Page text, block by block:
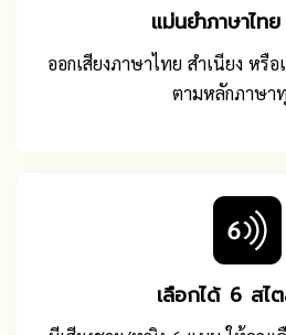
แม่นยําภาษาไท
ออกเสียงภาษาไทย สําเนียง หรือ
ตามหลักภาษา
เลือกได้ 6 สไ